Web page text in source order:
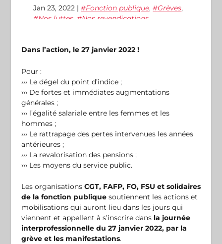
Jan 23, 2022 | Fonction publique, Grèves,
Nos luttes
Nos revendications
Dans l’action, le 27 janvier 2022 !
Pour :
››› Le dégel du point d’indice ;
››› De fortes et immédiates augmentations
générales ;
››› l’égalité salariale entre les femmes et les
hommes ;
››› Le rattrapage des pertes intervenues les années
antérieures ;
››› La revalorisation des pensions ;
››› Les moyens du service public.
Les organisations CGT, FAFP, FO, FSU et solidaires
de la fonction publiquesoutiennent les actions et
mobilisations qui auront lieu dans les jours qui
viennent et appellent à s’inscrire dans la journée
interprofessionnelle du 27 janvier 2022, par la
grève et les manifestations.